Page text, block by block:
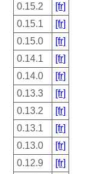
0.15.2
[fr]
0.15.1
[fr]
0.15.0
[fr]
0.14.1
[fr]
0.14.0
[fr]
0.13.3
[fr]
0.13.2
[fr]
0.13.1
[fr]
0.13.0
[fr]
0.12.9
[fr]